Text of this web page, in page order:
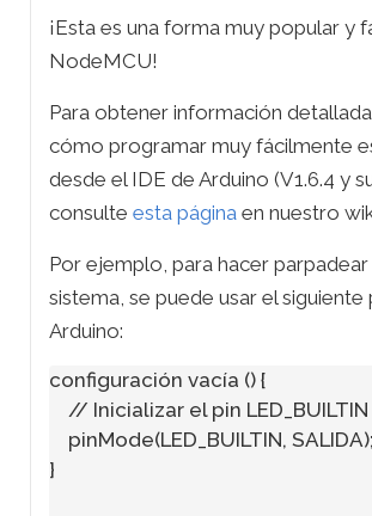
¡Esta es una forma muy popular y
NodeMCU!
Para obtener información
cómo programar muy fácilmente
desde el IDE de Arduino (V1.6.4 y
consulte esta página en nuestro
Por ejemplo, para hacer
sistema, se puede usar el
Arduino:
configuración vacía () {
// Inicializar el pin
    pinMode(LED_BUILTIN, SALIDA);
}